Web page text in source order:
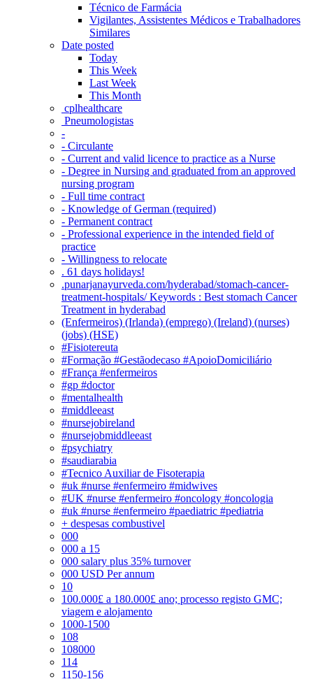
Técnico de Farmácia
Vigilantes, Assistentes Médicos e Trabalhadores
Similares
Date posted
Today
This Week
Last Week
This Month
‎ cplhealthcare‬
Pneumologistas
-
- Circulante
- Current and valid licence to practice as a Nurse
- Degree in Nursing and graduated from an approved
nursing program
- Full time contract
- Knowledge of German (required)
- Permanent contract
- Professional experience in the intended field of
practice
- Willingness to relocate
. 61 days holidays!
.punarjanayurveda.com/hyderabad/stomach-cancer-
treatment-hospitals/ Keywords : Best stomach Cancer
Treatment in hyderabad
(Enfermeiros) (Irlanda) (emprego) (Ireland) (nurses)
(jobs) (HSE)
#Fisiotereuta
#Formação #Gestãodecaso #ApoioDomiciliário
#França #enfermeiros
#gp #doctor
#mentalhealth
#middleeast
#nursejobireland
#nursejobmiddleeast
#psychiatry
#saudiarabia
#Tecnico Auxiliar de Fisoterapia
#uk #nurse #enfermeiro #midwives
#UK #nurse #enfermeiro #oncology #oncologia
#uk #nurse #enfermeiro #paediatric #pediatria
+ despesas combustivel
000
000 a 15
000 salary plus 35% turnover
000 USD Per annum
10
100.000£ a 180.000£ ano; processo registo GMC;
viagem e alojamento
1000-1500
108
108000
114
1150-156